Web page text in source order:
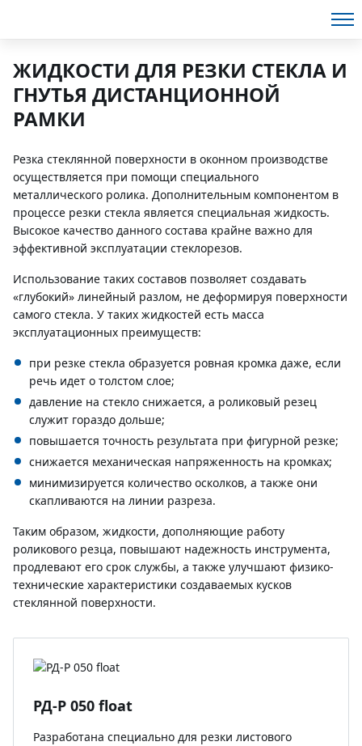
ЖИДКОСТИ ДЛЯ РЕЗКИ СТЕКЛА И
ГНУТЬЯ ДИСТАНЦИОННОЙ
РАМКИ
Резка стеклянной поверхности в оконном производстве
осуществляется при помощи специального
металлического ролика. Дополнительным компонентом в
процессе резки стекла является специальная жидкость.
Высокое качество данного состава крайне важно для
эффективной эксплуатации стеклорезов.
Использование таких составов позволяет создавать
«глубокий» линейный разлом, не деформируя поверхности
самого стекла. У таких жидкостей есть масса
эксплуатационных преимуществ:
при резке стекла образуется ровная кромка даже, если
речь идет о толстом слое;
давление на стекло снижается, а роликовый резец
служит гораздо дольше;
повышается точность результата при фигурной резке;
снижается механическая напряженность на кромках;
минимизируется количество осколков, а также они
скапливаются на линии разреза.
Таким образом, жидкости, дополняющие работу
роликового резца, повышают надежность инструмента,
продлевают его срок службы, а также улучшают физико-
технические характеристики создаваемых кусков
стеклянной поверхности.
РД-Р 050 float
Разработана специально для резки листового